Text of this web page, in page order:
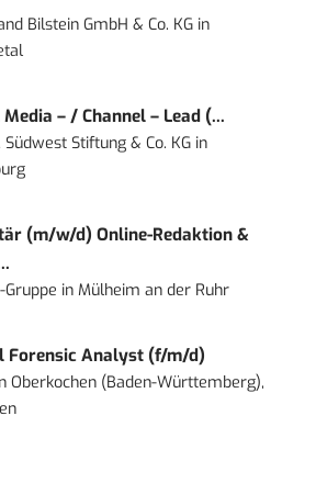
Bilstein GmbH & Co. KG in
– / Channel – Lead (...
Südwest Stiftung & Co. KG in
(m/w/d) Online-Redaktion &
Gruppe inMülheim an der Ruhr
Forensic Analyst (f/m/d)
Oberkochen (Baden-Württemberg),